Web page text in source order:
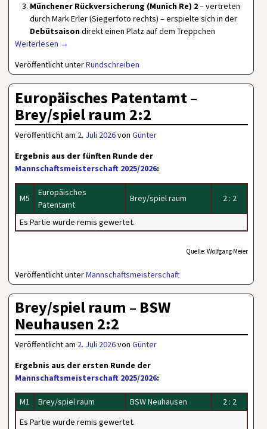
Münchener Rückversicherung (Munich Re) 2– vertreten
durch Mark Erler (Siegerfoto rechts) – erspielte sich in der
Debütsaisondirekt einen Platz auf dem Treppchen
Weiterlesen →
Veröffentlicht unterRundschreiben
Europäisches Patentamt –
Brey/spiel raum 2:2
Veröffentlicht am 2. Juli 2026vonGünter
Ergebnis aus der fünften Runde der
Mannschaftsmeisterschaft 2025/2026:
M5
Europäisches
Patentamt
Brey/spiel raum 2 : 2
Es Partie wurde remis gewertet.
Quelle: Wolfgang Meier
Veröffentlicht unterMannschaftsmeisterschaft
Brey/spiel raum – BSW
Neuhausen 2:2
Veröffentlicht am 2. Juli 2026vonGünter
Ergebnis aus der ersten Runde der
Mannschaftsmeisterschaft 2025/2026:
M1 Brey/spiel raum BSW Neuhausen
2 : 2
Es Partie wurde remis gewertet.